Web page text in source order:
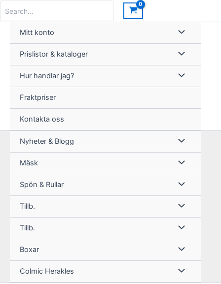
innehåll
for:
Mitt konto
Prislistor & kataloger
Hur handlar jag?
Fraktpriser
Kontakta oss
Nyheter & Blogg
Mäsk
Spön & Rullar
Tillb.
Tillb.
Boxar
Colmic Herakles
Rea!